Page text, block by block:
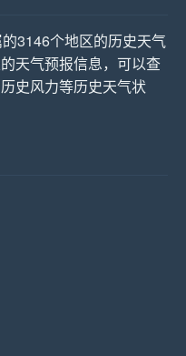
3146个地区的历史天气
天气预报信息，可以查
史风力等历史天气状